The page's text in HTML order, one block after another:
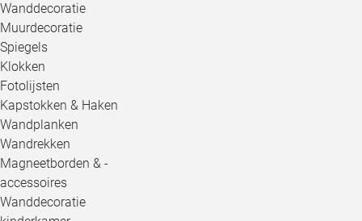
Wanddecoratie
Muurdecoratie
Spiegels
Klokken
Fotolijsten
Kapstokken & Haken
Wandplanken
Wandrekken
Magneetborden & -
accessoires
Wanddecoratie